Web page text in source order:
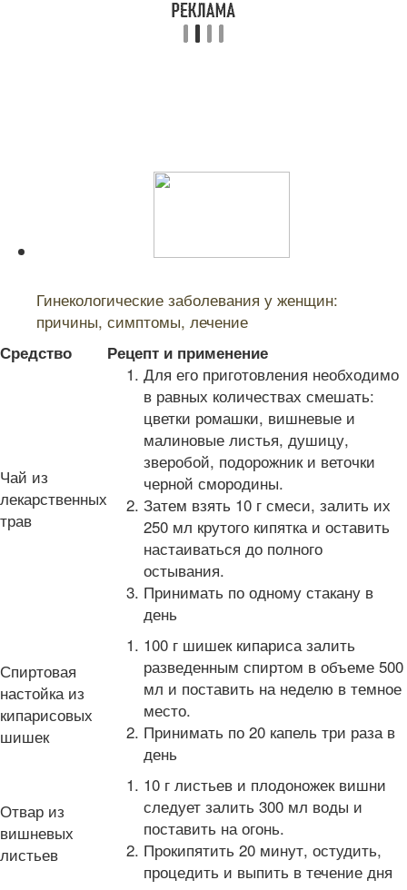
Гинекологические заболевания у женщин:
причины, симптомы, лечение
Средство Рецепт и применение
Чай из
лекарственных
трав
Для его приготовления необходимо
в равных количествах смешать:
цветки ромашки, вишневые и
малиновые листья, душицу,
зверобой, подорожник и веточки
черной смородины.
Затем взять 10 г смеси, залить их
250 мл крутого кипятка и оставить
настаиваться до полного
остывания.
Принимать по одному стакану в
день
Спиртовая
настойка из
кипарисовых
шишек
100 г шишек кипариса залить
разведенным спиртом в объеме 500
мл и поставить на неделю в темное
место.
Принимать по 20 капель три раза в
день
Отвар из
вишневых
листьев
10 г листьев и плодоножек вишни
следует залить 300 мл воды и
поставить на огонь.
Прокипятить 20 минут, остудить,
процедить и выпить в течение дня